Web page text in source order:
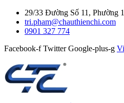
29/33 Đường Số 11, Phường
tri.pham@chauthienchi.com
0901 327 774
Facebook-f Twitter Google-plus-g